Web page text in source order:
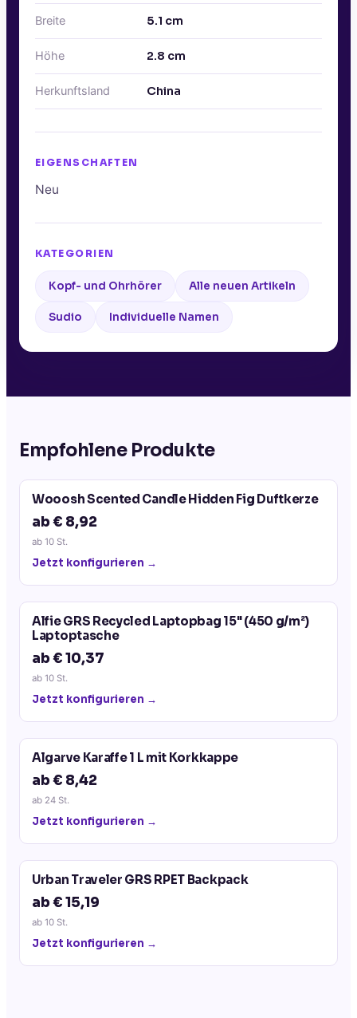
Breite 5.1 cm
Höhe 2.8 cm
Herkunftsland China
EIGENSCHAFTEN
Neu
KATEGORIEN
Kopf- und Ohrhörer Alle neuen Artikeln
Sudio Individuelle Namen
Empfohlene Produkte
Wooosh Scented Candle Hidden Fig Duftkerze
ab € 8,92
ab 10 St.
Jetzt konfigurieren →
Alfie GRS Recycled Laptopbag 15" (450 g/m²)
Laptoptasche
ab € 10,37
ab 10 St.
Jetzt konfigurieren →
Algarve Karaffe 1 L mit Korkkappe
ab € 8,42
ab 24 St.
Jetzt konfigurieren →
Urban Traveler GRS RPET Backpack
ab € 15,19
ab 10 St.
Jetzt konfigurieren →